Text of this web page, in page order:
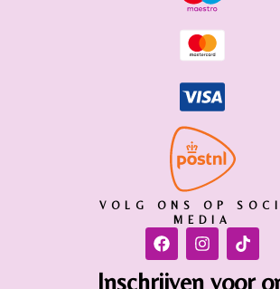
VOLG ONS OP
MEDIA
Inschrijven voor